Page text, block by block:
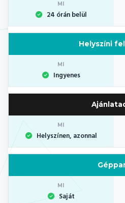
24 órán belül
Helyszíni
Ingyenes
Helyszínen, azonnal
Saját